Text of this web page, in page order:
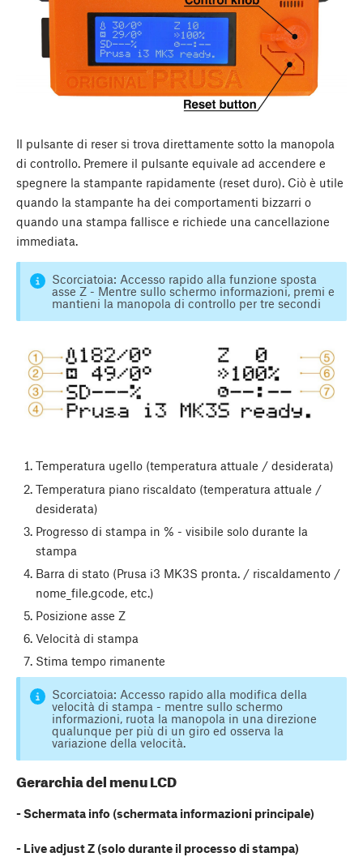
Il pulsante di reser si trova direttamente sotto la manopola
di controllo. Premere il pulsante equivale ad accendere e
spegnere la stampante rapidamente (reset duro). Ciò è utile
quando la stampante ha dei comportamenti bizzarri o
quando una stampa fallisce e richiede una cancellazione
immediata.
Scorciatoia: Accesso rapido alla funzione sposta
asse Z - Mentre sullo schermo informazioni, premi e
mantieni la manopola di controllo per tre secondi
Temperatura ugello (temperatura attuale / desiderata)
Temperatura piano riscaldato (temperatura attuale /
desiderata)
Progresso di stampa in % - visibile solo durante la
stampa
Barra di stato (Prusa i3 MK3S pronta. / riscaldamento /
nome_file.gcode, etc.)
Posizione asse Z
Velocità di stampa
Stima tempo rimanente
Scorciatoia: Accesso rapido alla modifica della
velocità di stampa - mentre sullo schermo
informazioni, ruota la manopola in una direzione
qualunque per più di un giro ed osserva la
variazione della velocità.
Gerarchia del menu LCD
- Schermata info (schermata informazioni principale)
- Live adjust Z (solo durante il processo di stampa)